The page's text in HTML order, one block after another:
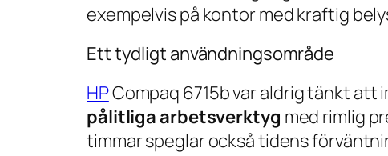
exempelvis på kontor med kraftig
Ett tydligt användningsområde
HPCompaq 6715b var aldrig tänkt att
pålitliga arbetsverktyg med rimlig
timmar speglar också tidens